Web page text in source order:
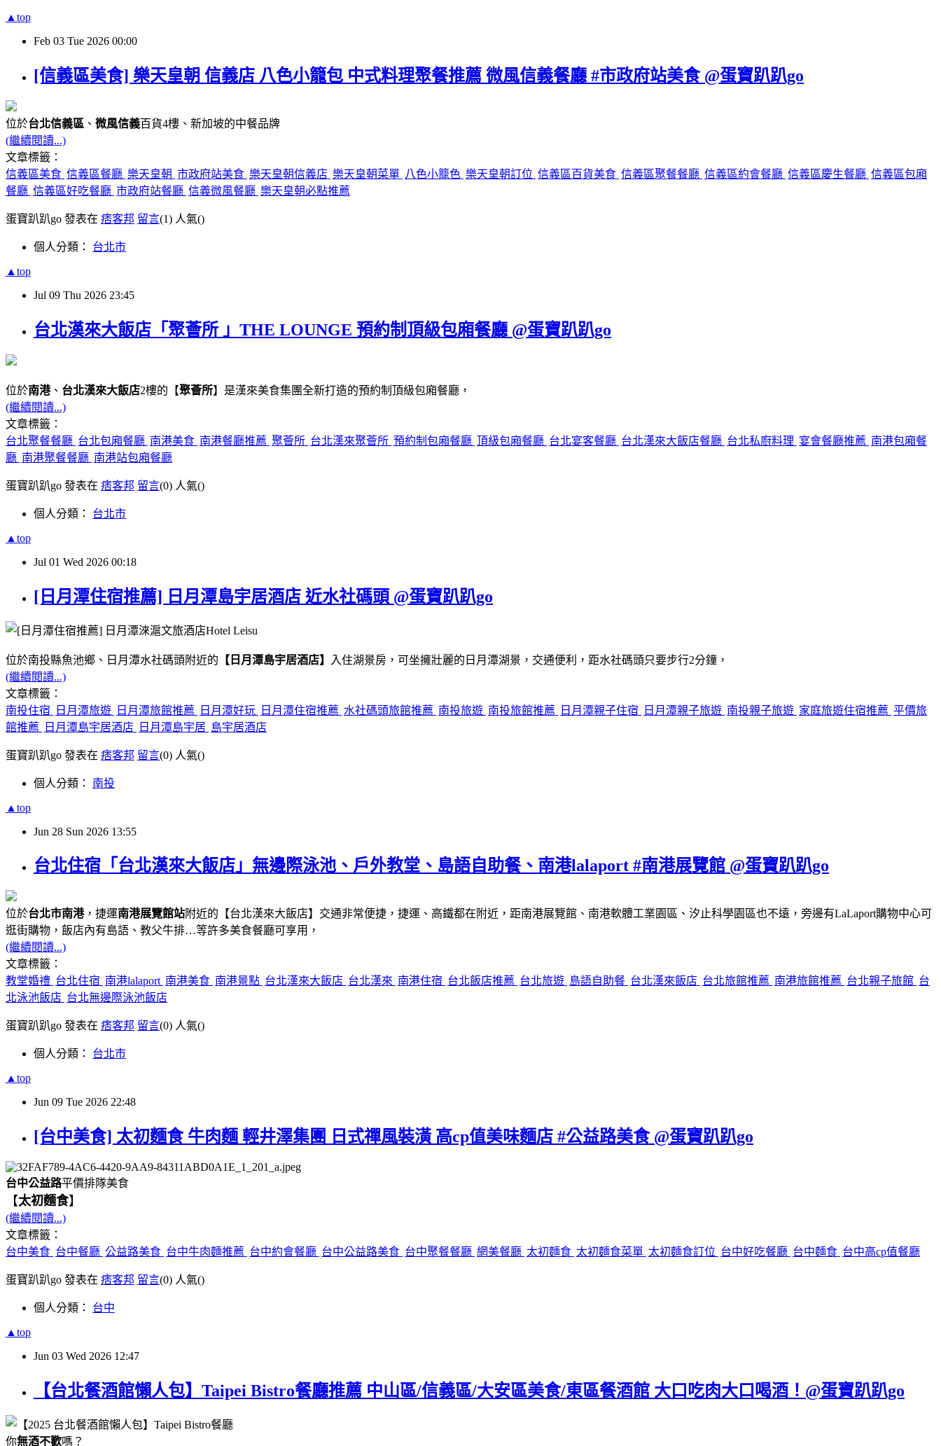
▲top
Feb 03 Tue 2026 00:00
[信義區美食] 樂天皇朝 信義店 八色小籠包 中式料理聚餐推薦 微風信義餐廳 #市政府站美食 @蛋寶趴趴go
位於台北信義區 、 微風信義百貨4樓、新加坡的中餐品牌
(繼續閱讀...)
文章標籤：
信義區美食 信義區餐廳 樂天皇朝 市政府站美食 樂天皇朝信義店 樂天皇朝菜單 八色小籠色 樂天皇朝訂位 信義區百貨美食 信義區聚餐餐廳 信義區約會餐廳 信義區慶生餐廳 信義區包廂
餐廳 信義區好吃餐廳 市政府站餐廳 信義微風餐廳 樂天皇朝必點推薦
蛋寶趴趴go 發表在 痞客邦 留言(1) 人氣()
個人分類： 台北市
▲top
Jul 09 Thu 2026 23:45
台北漢來大飯店「聚薈所 」THE LOUNGE 預約制頂級包廂餐廳 @蛋寶趴趴go
位於南港、 台北漢來大飯店2樓的【聚薈所】是漢來美食集團全新打造的預約制頂級包廂餐廳，
(繼續閱讀...)
文章標籤：
台北聚餐餐廳 台北包廂餐廳 南港美食 南港餐廳推薦 聚薈所 台北漢來聚薈所 預約制包廂餐廳 頂級包廂餐廳 台北宴客餐廳 台北漢來大飯店餐廳 台北私廚料理 宴會餐廳推薦 南港包廂餐
廳 南港聚餐餐廳 南港站包廂餐廳
蛋寶趴趴go 發表在 痞客邦 留言(0) 人氣()
個人分類： 台北市
▲top
Jul 01 Wed 2026 00:18
[日月潭住宿推薦] 日月潭島宇居酒店 近水社碼頭 @蛋寶趴趴go
位於南投縣魚池鄉、日月潭水社碼頭附近的 【日月潭島宇居酒店】
入住湖景房，可坐擁壯麗的日月潭湖景，交通便利，距水社碼頭只要步行2分鐘，
(繼續閱讀...)
文章標籤：
南投住宿
日月潭旅遊 日月潭旅館推薦 日月潭好玩 日月潭住宿推薦 水社碼頭旅館推薦 南投旅遊 南投旅館推薦 日月潭親子住宿 日月潭親子旅遊 南投親子旅遊 家庭旅遊住宿推薦 平價旅
館推薦
日月潭島宇居酒店 日月潭島宇居 島宇居酒店
蛋寶趴趴go 發表在 痞客邦 留言(0) 人氣()
個人分類： 南投
▲top
Jun 28 Sun 2026 13:55
台北住宿「台北漢來大飯店」無邊際泳池、戶外教堂、島語自助餐、南港lalaport #南港展覽館 @蛋寶趴趴go
位於台北市南港，捷運南港展覽館站附近的【台北漢來大飯店】交通非常便捷，捷運、高鐵都在附近，距南港展覽館、南港軟體工業園區、汐止科學園區也不遠，旁邊有LaLaport購物中心可
逛街購物，飯店內有島語、教父牛排…等許多美食餐廳可享用，
(繼續閱讀...)
文章標籤：
教堂婚禮 台北住宿 南港lalaport 南港美食 南港景點 台北漢來大飯店 台北漢來 南港住宿 台北飯店推薦 台北旅遊 島語自助餐 台北漢來飯店 台北旅館推薦 南港旅館推薦 台北親子旅館 台
北泳池飯店 台北無邊際泳池飯店
蛋寶趴趴go 發表在 痞客邦 留言(0) 人氣()
個人分類： 台北市
▲top
Jun 09 Tue 2026 22:48
[台中美食] 太初麵食 牛肉麵 輕井澤集團 日式禪風裝潢 高cp值美味麵店 #公益路美食 @蛋寶趴趴go
台中公益路平價排隊美食
【太初麵食】
(繼續閱讀...)
文章標籤：
台中美食 台中餐廳 公益路美食 台中牛肉麵推薦 台中約會餐廳 台中公益路美食 台中聚餐餐廳 網美餐廳 太初麵食 太初麵食菜單 太初麵食訂位 台中好吃餐廳 台中麵食 台中高cp值餐廳
蛋寶趴趴go 發表在 痞客邦 留言(0) 人氣()
個人分類： 台中
▲top
Jun 03 Wed 2026 12:47
【台北餐酒館懶人包】Taipei Bistro餐廳推薦 中山區/信義區/大安區美食/東區餐酒館 大口吃肉大口喝酒！@蛋寶趴趴go
你無酒不歡嗎？